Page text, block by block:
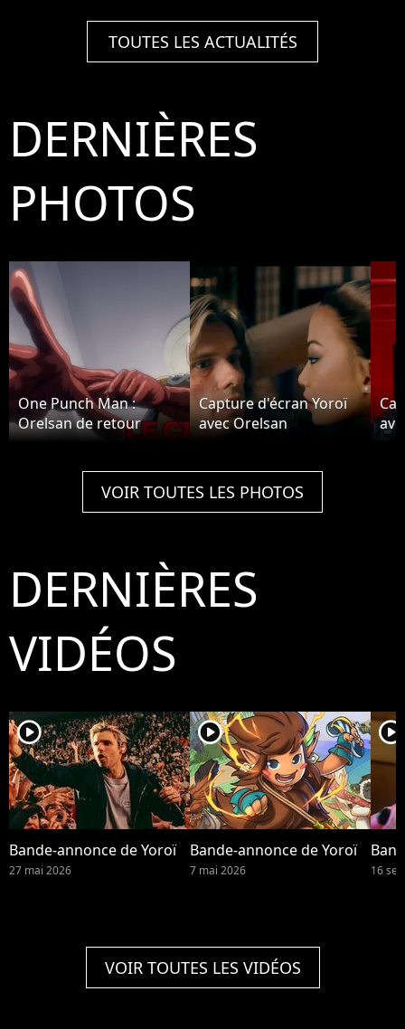
TOUTES LES ACTUALITÉS
DERNIÈRES
PHOTOS
One Punch Man :
Orelsan de retour
Capture d'écran Yoroï
avec Orelsan
VOIR TOUTES LES PHOTOS
DERNIÈRES
VIDÉOS
player2
Bande-annonce de Yoroï
27 mai 2026
player2
Bande-annonce de Yoroï
7 mai 2026
player2
16
VOIR TOUTES LES VIDÉOS